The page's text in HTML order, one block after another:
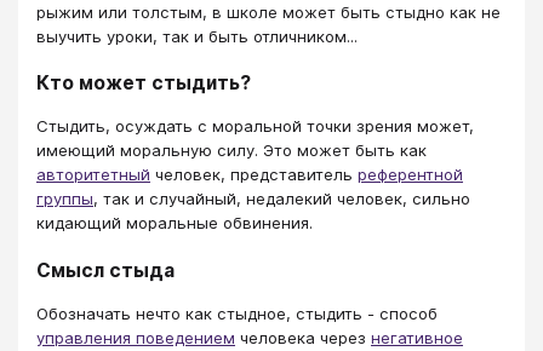
рыжим или толстым, в школе может быть стыдно как не
выучить уроки, так и быть отличником...
Кто может стыдить?
Стыдить, осуждать с моральной точки зрения может,
имеющий моральную силу. Это может быть как
авторитетный человек, представитель референтной
группы, так и случайный, недалекий человек, сильно
кидающий моральные обвинения.
Смысл стыда
Обозначать нечто как стыдное, стыдить - способ
управления поведением человека через негативное